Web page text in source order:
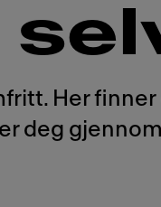
Her
deg